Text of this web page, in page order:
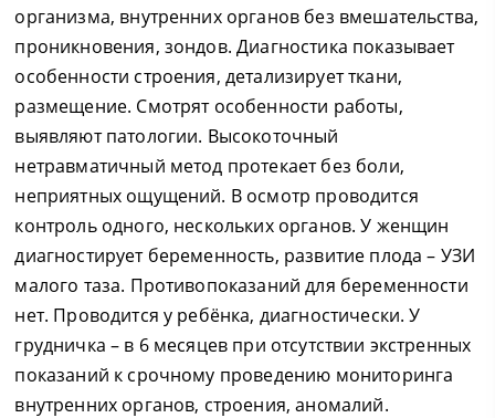
организма, внутренних органов без вмешательства,
проникновения, зондов. Диагностика показывает
особенности строения, детализирует ткани,
размещение. Смотрят особенности работы,
выявляют патологии. Высокоточный
нетравматичный метод протекает без боли,
неприятных ощущений. В осмотр проводится
контроль одного, нескольких органов. У женщин
диагностирует беременность, развитие плода – УЗИ
малого таза. Противопоказаний для беременности
нет. Проводится у ребёнка, диагностически. У
грудничка – в 6 месяцев при отсутствии экстренных
показаний к срочному проведению мониторинга
внутренних органов, строения, аномалий.